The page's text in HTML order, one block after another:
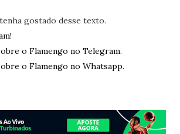
gostado desse texto.
o Flamengo no Telegram.
o Flamengo no Whatsapp.